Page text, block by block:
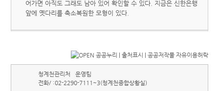
어가면 아직도 그래도 남아 있어 확인할 수 있다. 지금은 신한은행
앞에 옛다리를 축소복원한 모형이 있다.
청계천관리처
운영팀
전화/ :02-2290-7111~3(청계천종합상황실)